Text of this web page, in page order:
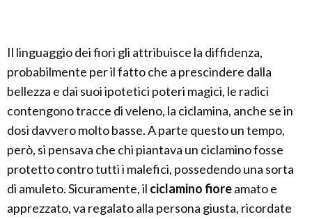
Il linguaggio dei fiori gli attribuisce la diffidenza,
probabilmente per il fatto che a prescindere dalla
bellezza e dai suoi ipotetici poteri magici, le radici
contengono tracce di veleno, la ciclamina, anche se in
dosi davvero molto basse. A parte questo un tempo,
però, si pensava che chi piantava un ciclamino fosse
protetto contro tutti i malefici, possedendo una sorta
di amuleto. Sicuramente, il ciclamino fioreamato e
apprezzato, va regalato alla persona giusta, ricordate